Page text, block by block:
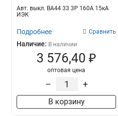
Авт. выкл. ВА44 33 3Р 160А 15кА
ИЭК
Подробнее Сравнить
Наличие: В наличии
3 576,40 ₽
оптовая цена
– +
В корзину